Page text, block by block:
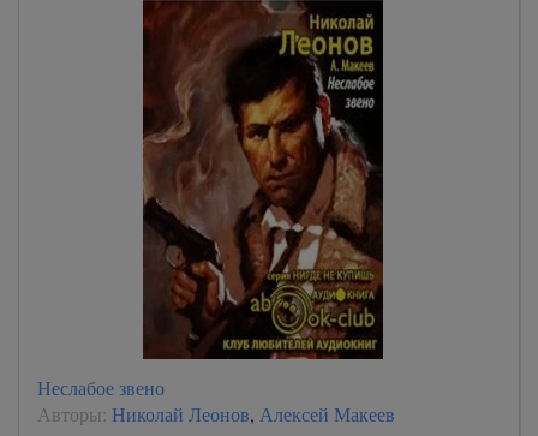
Неслабое звено
Авторы: Николай Леонов, Алексей Макеев